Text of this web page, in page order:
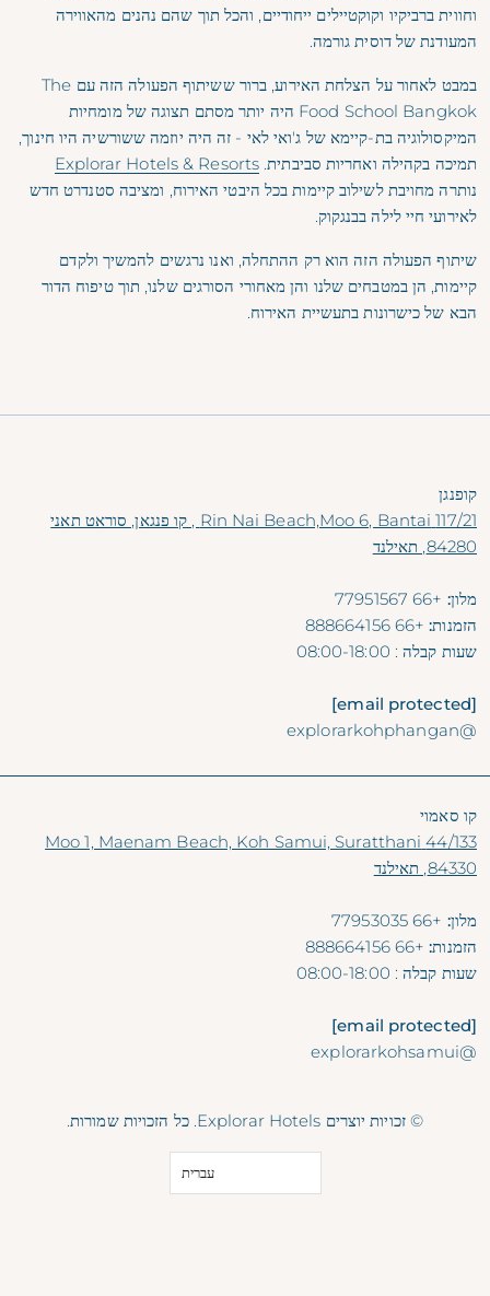
וחווית ברביקיו וקוקטיילים ייחודיים, והכל תוך שהם נהנים מהאווירה
המעודנת של דוסית גורמה.
במבט לאחור על הצלחת האירוע, ברור ששיתוף הפעולה הזה עם The
Food School Bangkok היה יותר מסתם תצוגה של מומחיות
המיקסולוגיה בת-קיימא של ג'ואי לאי - זה היה יוזמה ששורשיה היו חינוך,
תמיכה בקהילה ואחריות סביבתית. Explorar Hotels & Resorts
נותרה מחויבת לשילוב קיימות בכל היבטי האירוח, ומציבה סטנדרט חדש
לאירועי חיי לילה בבנגקוק.
שיתוף הפעולה הזה הוא רק ההתחלה, ואנו נרגשים להמשיך ולקדם
קיימות, הן במטבחים שלנו והן מאחורי הסורגים שלנו, תוך טיפוח הדור
הבא של כישרונות בתעשיית האירוח.
קופנגן
117/21 Rin Nai Beach,Moo 6, Bantai , קו פנגאן, סוראט תאני
84280, תאילנד
מלון: +66 77951567
הזמנות: +66 888664156
שעות קבלה: 08:00-18:00
[email protected]
@explorarkohphangan
קו סאמוי
44/133 Moo 1, Maenam Beach, Koh Samui, Suratthani
84330, תאילנד
מלון: +66 77953035
הזמנות: +66 888664156
שעות קבלה: 08:00-18:00
[email protected]
@explorarkohsamui
© זכויות יוצרים Explorar Hotels. כל הזכויות שמורות.
עברית